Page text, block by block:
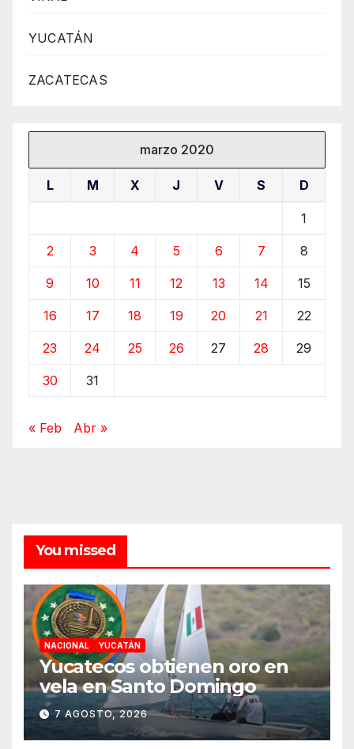
YUCATÁN
ZACATECAS
marzo 2020
L M X J V S D
1
2 3 4 5 6 7 8
9 10 11 12 13 14 15
16 17 18 19 20 21 22
23 24 25 26 27 28 29
30 31
« Feb Abr »
You missed
NACIONAL YUCATÁN
Yucatecos obtienen oro en
vela en Santo Domingo
7 AGOSTO, 2026